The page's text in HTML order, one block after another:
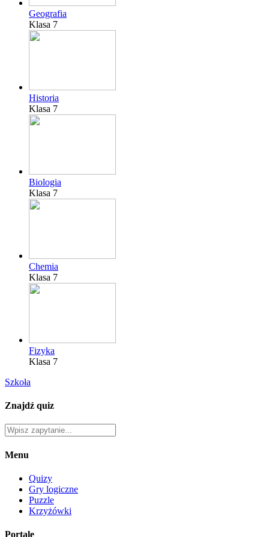
Geografia
Klasa 7
Historia
Klasa 7
Biologia
Klasa 7
Chemia
Klasa 7
Fizyka
Klasa 7
Szkoła
Znajdź quiz
Menu
Quizy
Gry logiczne
Puzzle
Krzyżówki
Portale